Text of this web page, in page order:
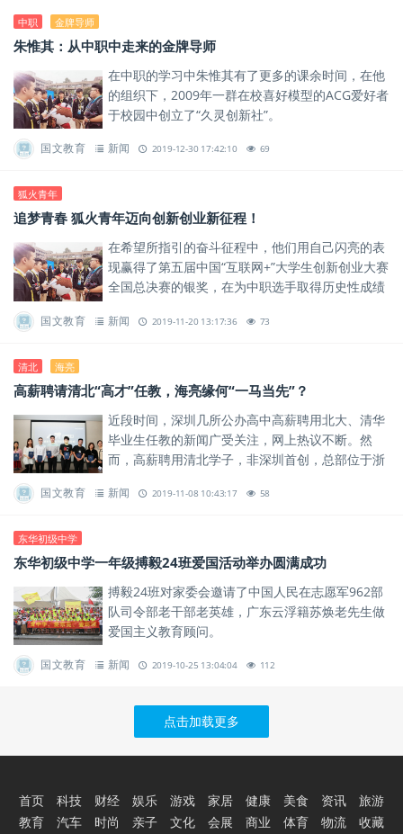
中职 金牌导师
朱惟其：从中职中走来的金牌导师
在中职的学习中朱惟其有了更多的课余时间，在他
的组织下，2009年一群在校喜好模型的ACG爱好者
于校园中创立了“久灵创新社”。
国文教育 新闻 2019-12-30 17:42:10 69
狐火青年
追梦青春 狐火青年迈向创新创业新征程！
在希望所指引的奋斗征程中，他们用自己闪亮的表
现赢得了第五届中国“互联网+”大学生创新创业大赛
全国总决赛的银奖，在为中职选手取得历史性成绩
国文教育 新闻 2019-11-20 13:17:36 73
清北 海亮
高薪聘请清北“高才”任教，海亮缘何“一马当先”？
近段时间，深圳几所公办高中高薪聘用北大、清华
毕业生任教的新闻广受关注，网上热议不断。然
而，高薪聘用清北学子，非深圳首创，总部位于浙
前面。
国文教育 新闻 2019-11-08 10:43:17 58
东华初级中学
东华初级中学一年级搏毅24班爱国活动举办圆满成功
搏毅24班对家委会邀请了中国人民在志愿军962部
队司令部老干部老英雄，广东云浮籍苏焕老先生做
爱国主义教育顾问。
国文教育 新闻 2019-10-25 13:04:04 112
点击加载更多
首页 科技 财经 娱乐 游戏 家居 健康 美食 资讯
旅游
教育
汽车 时尚 亲子 文化 会展 商业 体育 物流 收藏